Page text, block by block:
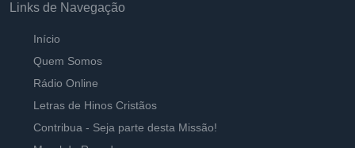
Links de Navegação
Início
Quem Somos
Rádio Online
Letras de Hinos Cristãos
Contribua - Seja parte desta Missão!